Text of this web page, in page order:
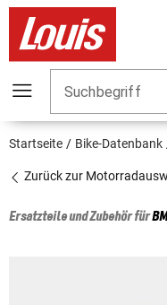
Suchbegriff
Startseite Bike-Datenbank
Zurück zur
Ersatzteile und Zubehör für